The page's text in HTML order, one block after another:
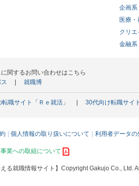
企画系
医療
クリ
金融系
関するお問い合わせはこちら
就職博
職サイト「Ｒｅ就活」 30代向け転職サイ
個人情報の取り扱いについて 利用者データの
業への取組について
る就職情報サイト】 Copyright Gakujo Co., Ltd.